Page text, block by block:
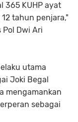
365 KUHP ayat
tahun penjara,"
Pol Dwi Ari
utama
Joki Begal
mengamankan
sebagai